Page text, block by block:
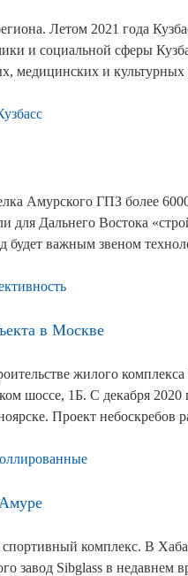
Летом 2021 года
и социальной сферы
медицинских и
Амурского ГПЗ более
для Дальнего Востока
будет важным звеном
в Москве
жилого
шоссе, 1Б. С декабря
Проект
комплекс. В
завод Sibglass в